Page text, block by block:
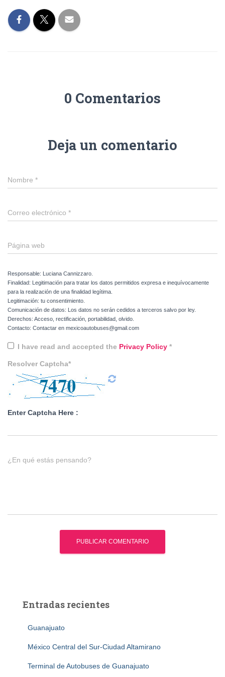
0 Comentarios
Deja un comentario
Nombre *
Correo electrónico *
Página web
Responsable: Luciana Cannizzaro.
Finalidad: Legitimación para tratar los datos permitidos expresa e inequívocamente
para la realización de una finalidad legítima.
Legitimación: tu consentimiento.
Comunicación de datos: Los datos no serán cedidos a terceros salvo por ley.
Derechos: Acceso, rectificación, portabilidad, olvido.
Contacto: Contactar en mexicoautobuses@gmail.com
I have read and accepted the Privacy Policy *
Resolver Captcha*
Enter Captcha Here :
¿En qué estás pensando?
Entradas recientes
Guanajuato
México Central del Sur-Ciudad Altamirano
Terminal de Autobuses de Guanajuato